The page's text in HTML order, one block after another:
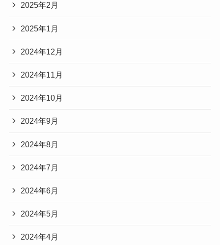
2025年2月
2025年1月
2024年12月
2024年11月
2024年10月
2024年9月
2024年8月
2024年7月
2024年6月
2024年5月
2024年4月